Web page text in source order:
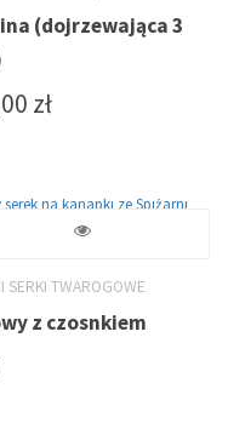
(dojrzewająca 3
złZakres
do
85,00 zł
SERKI TWAROGOWE
z czosnkiem